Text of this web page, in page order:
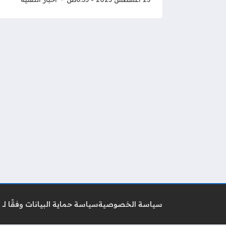
سياسة الخصوصيةسياسة حماية البيانات وفقًا لـ GDPR